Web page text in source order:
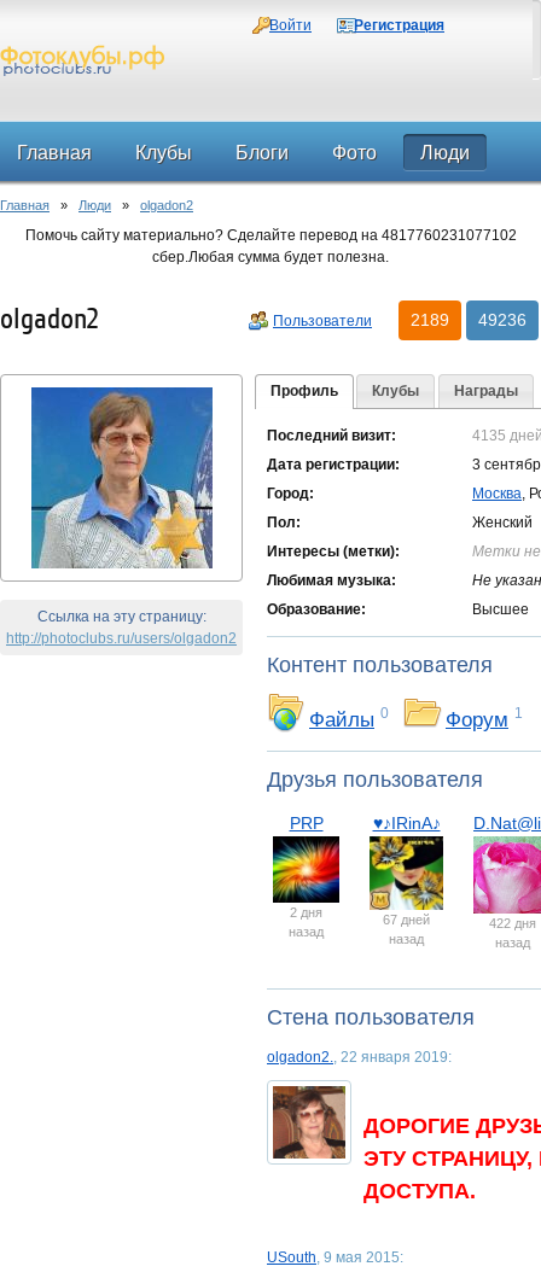
Войти Регистрация
Главная Клубы Блоги Фото Люди
Форум
Главная » Люди » olgadon2
Помочь сайту материально? Сделайте перевод на 4817760231077102
сбер.Любая сумма будет полезна.
2189 49236
Пользователи
olgadon2
Ссылка на эту страницу:
http://photoclubs.ru/users/olgadon2
Профиль Клубы Награды
Последний визит:
4135
Дата регистрации:
3
Город:
Москва,
Пол:
Женский
Интересы (метки):
Метки
Любимая музыка:
Не
Образование:
Высшее
Контент пользователя
Файлы 0 Форум 1
Друзья пользователя
PRP
2 дня
назад
♥♪IRinA♪
67 дней
назад
422 дня
назад
Стена пользователя
olgadon2., 22 января 2019:
ДОРОГИЕ
ЭТУ
ДОСТУПА.
USouth, 9 мая 2015: